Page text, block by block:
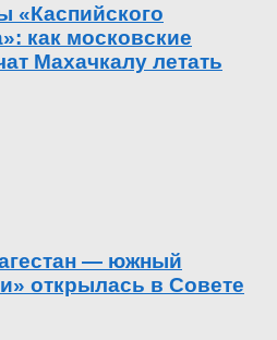
«Каспийского
как московские
Махачкалу летать
— южный
открылась в Совете